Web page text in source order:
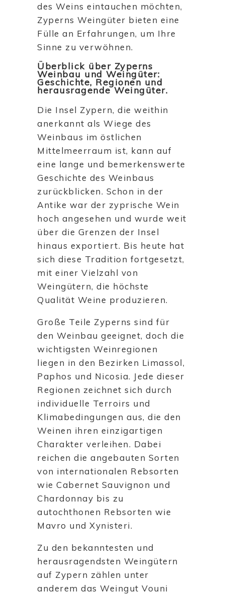
des Weins eintauchen möchten,
Zyperns Weingüter bieten eine
Fülle an Erfahrungen, um Ihre
Sinne zu verwöhnen.
Überblick über Zyperns
Weinbau und Weingüter:
Geschichte, Regionen und
herausragende Weingüter.
Die Insel Zypern, die weithin
anerkannt als Wiege des
Weinbaus im östlichen
Mittelmeerraum ist, kann auf
eine lange und bemerkenswerte
Geschichte des Weinbaus
zurückblicken. Schon in der
Antike war der zyprische Wein
hoch angesehen und wurde weit
über die Grenzen der Insel
hinaus exportiert. Bis heute hat
sich diese Tradition fortgesetzt,
mit einer Vielzahl von
Weingütern, die höchste
Qualität Weine produzieren.
Große Teile Zyperns sind für
den Weinbau geeignet, doch die
wichtigsten Weinregionen
liegen in den Bezirken Limassol,
Paphos und Nicosia. Jede dieser
Regionen zeichnet sich durch
individuelle Terroirs und
Klimabedingungen aus, die den
Weinen ihren einzigartigen
Charakter verleihen. Dabei
reichen die angebauten Sorten
von internationalen Rebsorten
wie Cabernet Sauvignon und
Chardonnay bis zu
autochthonen Rebsorten wie
Mavro und Xynisteri.
Zu den bekanntesten und
herausragendsten Weingütern
auf Zypern zählen unter
anderem das Weingut Vouni